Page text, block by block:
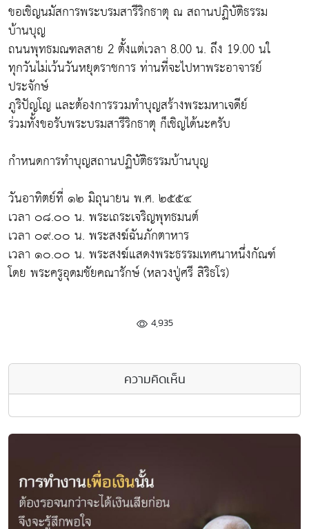
ขอเชิญนมัสการพระบรมสารีริกธาตุ ณ สถานปฏิบัติธรรม
บ้านบุญ
ถนนพุทธมณฑลสาย 2 ตั้งแต่เวลา 8.00 น. ถึง 19.00 นใ
ทุกวันไม่เว้นวันหยุดราชการ ท่านที่จะไปหาพระอาจารย์
ประจักษ์
ภูริปัญโญ และต้องการรวมทำบุญสร้างพระมหาเจดีย์
ร่วมทั้งขอรับพระบรมสารีริกธาตุ ก็เชิญได้นะครับ
กำหนดการทำบุญสถานปฏิบัติธรรมบ้านบุญ
วันอาทิตย์ที่ ๑๒ มิถุนายน พ.ศ. ๒๕๕๔
เวลา ๐๘.๐๐ น. พระเถระเจริญพุทธมนต์
เวลา ๐๙.๐๐ น. พระสงฆ์ฉันภักตาหาร
เวลา ๑๐.๐๐ น. พระสงฆ์แสดงพระธรรมเทศนาหนึ่งกัณฑ์
โดย พระครูอุดมชัยคณารักษ์ (หลวงปู่ศรี สิริธโร)
4,935
ความคิดเห็น